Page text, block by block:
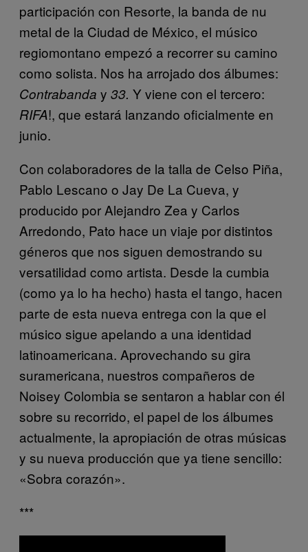
participación con Resorte, la banda de nu
metal de la Ciudad de México, el músico
regiomontano empezó a recorrer su camino
como solista. Nos ha arrojado dos álbumes:
Contrabanda y 33. Y viene con el tercero:
RIFA!, que estará lanzando oficialmente en
junio.
Con colaboradores de la talla de Celso Piña,
Pablo Lescano o Jay De La Cueva, y
producido por Alejandro Zea y Carlos
Arredondo, Pato hace un viaje por distintos
géneros que nos siguen demostrando su
versatilidad como artista. Desde la cumbia
(como ya lo ha hecho) hasta el tango, hacen
parte de esta nueva entrega con la que el
músico sigue apelando a una identidad
latinoamericana. Aprovechando su gira
suramericana, nuestros compañeros de
Noisey Colombia se sentaron a hablar con él
sobre su recorrido, el papel de los álbumes
actualmente, la apropiación de otras músicas
y su nueva producción que ya tiene sencillo:
«Sobra corazón».
***